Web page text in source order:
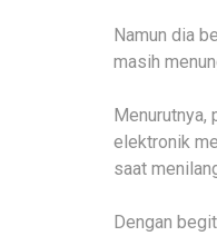
Namun dia
masih
Menurutnya,
elektronik
saat
Dengan